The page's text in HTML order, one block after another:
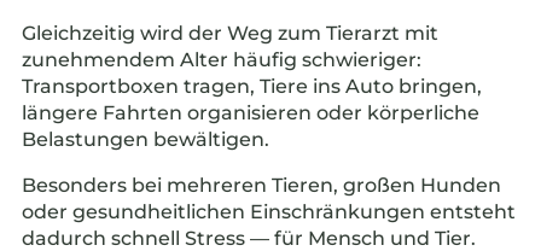
Gleichzeitig wird der Weg zum Tierarzt mit
zunehmendem Alter häufig schwieriger:
Transportboxen tragen, Tiere ins Auto bringen,
längere Fahrten organisieren oder körperliche
Belastungen bewältigen.
Besonders bei mehreren Tieren, großen Hunden
oder gesundheitlichen Einschränkungen entsteht
dadurch schnell Stress — für Mensch und Tier.